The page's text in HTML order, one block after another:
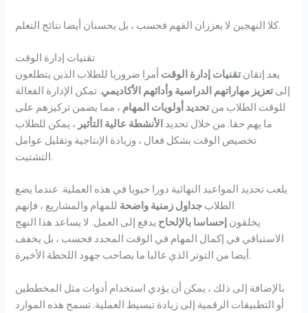
كلا النهجين لا يعززان الفهم فحسب ، بل يحسنان أيضا نتائج التعلم.
تقنيات إدارة الوقت
يعد إتقانتقنيات إدارة الوقت أمرا ضروريا للطلاب الذين يتطلعون
إلىتعزيز مهاراتهم الدراسية وأدائهم الأكاديمي. تمكن الإدارة الفعالة
للوقت الطلاب منتحديد أولويات المهام ، مما يضمن تركيزهم على
ما يهم حقا. من خلال تحديد الأنشطة عالية التأثير ، يمكن للطلاب
تخصيص الوقت بشكل فعال ، وزيادة الإنتاجية وتقليل عوامل
التشتيت.
يلعب تحديد المواعيد النهائية دورا حيويا في هذه العملية. عندما يضع
الطلاب جداول زمنية واضحة للمهام والمشاريع ، فإنهم
يخلقون إحساسا بالإلحاح يدفع إلى العمل. لا يساعد هذا النهج
الاستباقي في إكمال المهام في الوقت المحدد فحسب ، بل يخفف
أيضا من التوتر الذي غالبا ما يصاحب جهود اللحظة الأخيرة.
بالإضافة إلى ذلك ، يمكن أن يؤدي استخدام أدوات مثل المخططين
أو التطبيقات الرقمية إلى زيادة تبسيط العملية. تسمح هذه الموارد